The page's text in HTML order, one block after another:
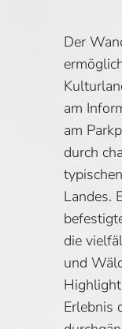
Der
am
am
durch
Landes.
die
und
Erlebnis